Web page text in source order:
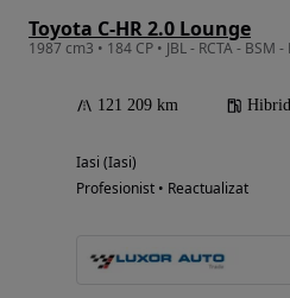
Toyota C-HR 2.0 Lounge
121 209 km Hibrid
Iasi (Iasi)
Profesionist • Reactualizat